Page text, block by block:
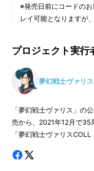
800万円：「
のプロモーシ
ファンの間では伝
のプロモーション
スCOLLECTION 3
※発売日前にコードの
レイ可能となりますが
ます。ご了承ください
※DLコードはMakuake
ご案内します
プロジェクト実行
夢幻戦士ヴァリス
「夢幻戦士ヴァリス」の
売から、2021年12月で35
「夢幻戦士ヴァリス